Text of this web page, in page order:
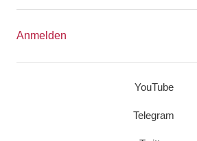
Anmelden
YouTube
Telegram